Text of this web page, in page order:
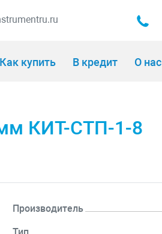
Как купить В кредит О нас
КИТ-СТП-1-8
Производитель